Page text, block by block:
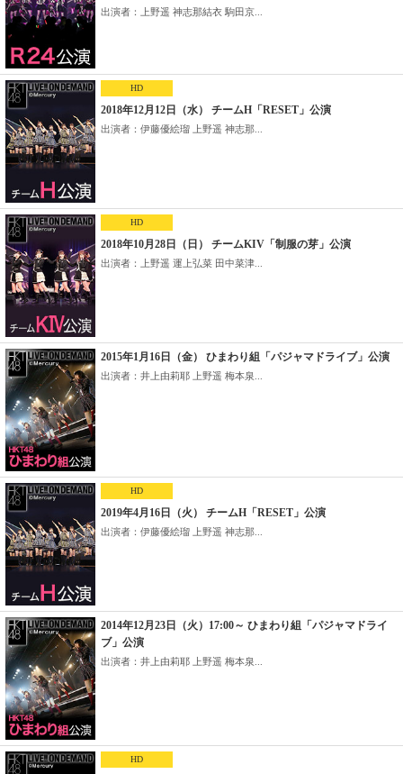
出演者：上野遥 神志那結衣 駒田京...
HD
2018年12月12日（水） チームH「RESET」公演
出演者：伊藤優絵瑠 上野遥 神志那...
HD
2018年10月28日（日） チームKIV「制服の芽」公演
出演者：上野遥 運上弘菜 田中菜津...
2015年1月16日（金） ひまわり組「パジャマドライブ」公演
出演者：井上由莉耶 上野遥 梅本泉...
HD
2019年4月16日（火） チームH「RESET」公演
出演者：伊藤優絵瑠 上野遥 神志那...
2014年12月23日（火）17:00～ ひまわり組「パジャマドライ
ブ」公演
出演者：井上由莉耶 上野遥 梅本泉...
HD